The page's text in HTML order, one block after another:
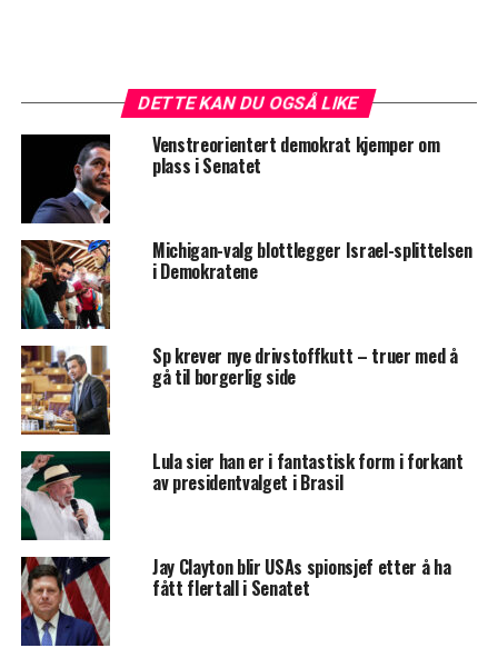
DETTE KAN DU OGSÅ LIKE
Venstreorientert demokrat kjemper om
plass i Senatet
Michigan-valg blottlegger Israel-splittelsen
i Demokratene
Sp krever nye drivstoffkutt – truer med å
gå til borgerlig side
Lula sier han er i fantastisk form i forkant
av presidentvalget i Brasil
Jay Clayton blir USAs spionsjef etter å ha
fått flertall i Senatet